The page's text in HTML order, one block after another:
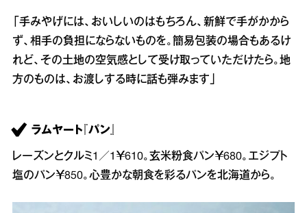
「手みやげには、おいしいのはもちろん、新鮮で手がかから
ず、相手の負担にならないものを。簡易包装の場合もあるけ
れど、その土地の空気感として受け取っていただけたら。地
方のものは、お渡しする時に話も弾みます」
ラムヤート『パン』
レーズンとクルミ1／1￥610。玄米粉食パン￥680。エジプト
塩のパン￥850。心豊かな朝食を彩るパンを北海道から。